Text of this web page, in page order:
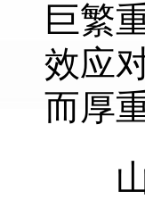
巨繁
效应
而厚
山